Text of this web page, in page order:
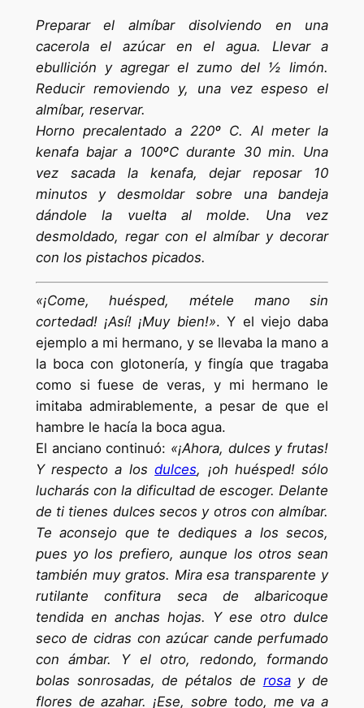
Preparar el almíbar disolviendo en una
cacerola el azúcar en el agua. Llevar a
ebullición y agregar el zumo del ½ limón.
Reducir removiendo y, una vez espeso el
almíbar, reservar.
Horno precalentado a 220º C. Al meter la
kenafa bajar a 100ºC durante 30 min. Una
vez sacada la kenafa, dejar reposar 10
minutos y desmoldar sobre una bandeja
dándole la vuelta al molde. Una vez
desmoldado, regar con el almíbar y decorar
con los pistachos picados.
«¡Come, huésped, métele mano sin
cortedad! ¡Así! ¡Muy bien!». Y el viejo daba
ejemplo a mi hermano, y se llevaba la mano a
la boca con glotonería, y fingía que tragaba
como si fuese de veras, y mi hermano le
imitaba admirablemente, a pesar de que el
hambre le hacía la boca agua.
El anciano continuó: «¡Ahora, dulces y frutas!
Y respecto a losdulces, ¡oh huésped! sólo
lucharás con la dificultad de escoger. Delante
de ti tienes dulces secos y otros con almíbar.
Te aconsejo que te dediques a los secos,
pues yo los prefiero, aunque los otros sean
también muy gratos. Mira esa transparente y
rutilante confitura seca de albaricoque
tendida en anchas hojas. Y ese otro dulce
seco de cidras con azúcar cande perfumado
con ámbar. Y el otro, redondo, formando
bolas sonrosadas, de pétalos de rosay de
flores de azahar. ¡Ese, sobre todo, me va a